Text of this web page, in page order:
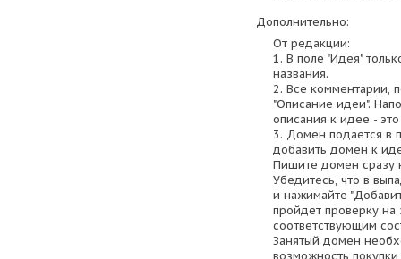
Дополнительно:
От редакции:
1. В поле "Идея"
названия.
2. Все комментарии,
"Описание идеи".
описания к идее -
3. Домен подается в
добавить домен к
Пишите домен сразу
Убедитесь, что в
и нажимайте
пройдет проверку на
соответствующим
Занятый домен
возможность